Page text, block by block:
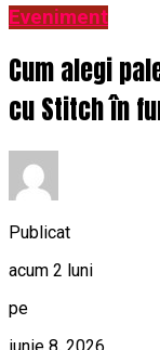
Eveniment
Cum alegi
cu Stitch în
Publicat
acum 2 luni
pe
iunie 8, 2026